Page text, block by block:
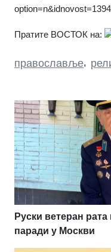
Пратите ВОСТОК на:
православље,
Руски ветеран
паради у Москви